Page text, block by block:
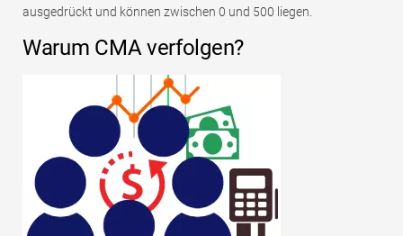
ausgedrückt und können zwischen 0 und 500 liegen.
Warum CMA verfolgen?